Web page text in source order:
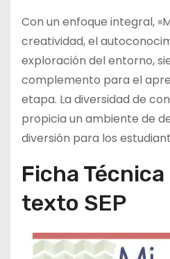
Con un enfoque integral,
creatividad, el
exploración del entorno,
complemento para el
etapa. La diversidad de
propicia un ambiente de
diversión para los
Ficha
texto SEP